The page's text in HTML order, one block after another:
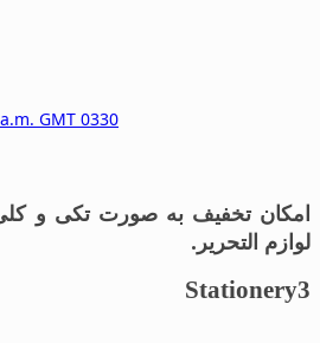
GMT 0330
امکان تخفیف به صورت تکی و
لوازم التحریر.
Stationery3